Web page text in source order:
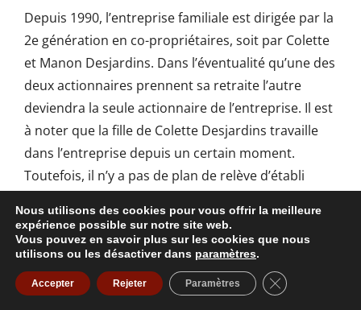
Depuis 1990, l’entreprise familiale est dirigée par la
2e génération en co-propriétaires, soit par Colette
et Manon Desjardins. Dans l’éventualité qu’une des
deux actionnaires prennent sa retraite l’autre
deviendra la seule actionnaire de l’entreprise. Il est
à noter que la fille de Colette Desjardins travaille
dans l’entreprise depuis un certain moment.
Toutefois, il n’y a pas de plan de relève d’établi
Facteurs d’influences interne
Nous utilisons des cookies pour vous offrir la meilleure
expérience possible sur notre site web.
Vous pouvez en savoir plus sur les cookies que nous
utilisons ou les désactiver dans paramètres.
Accepter Rejeter Paramètres Fermer la